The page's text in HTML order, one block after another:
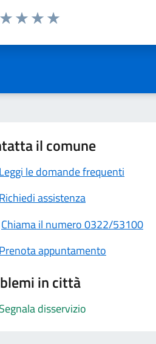
da 1 a 5 stelle la pagina
il comune
Leggi le domande frequenti
Richiedi assistenza
Chiama il numero 0322/53100
Prenota appuntamento
in città
Segnala disservizio